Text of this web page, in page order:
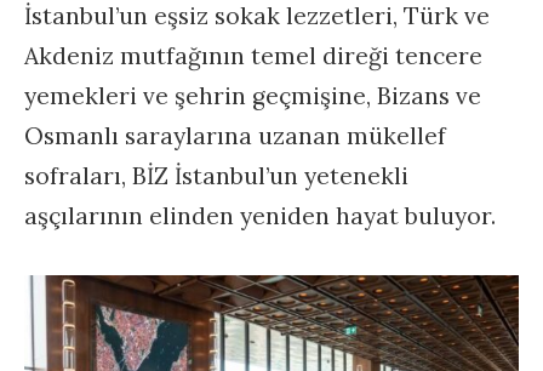
İstanbul’un eşsiz sokak lezzetleri, Türk ve
Akdeniz mutfağının temel direği tencere
yemekleri ve şehrin geçmişine, Bizans ve
Osmanlı saraylarına uzanan mükellef
sofraları, BİZ İstanbul’un yetenekli
aşçılarının elinden yeniden hayat buluyor.